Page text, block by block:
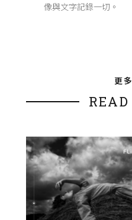
像與文字記錄一切。
更